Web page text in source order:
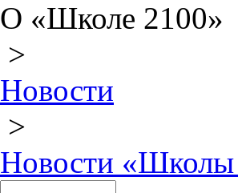
О «Школе 2100»
>
Новости
>
Новости «Школы